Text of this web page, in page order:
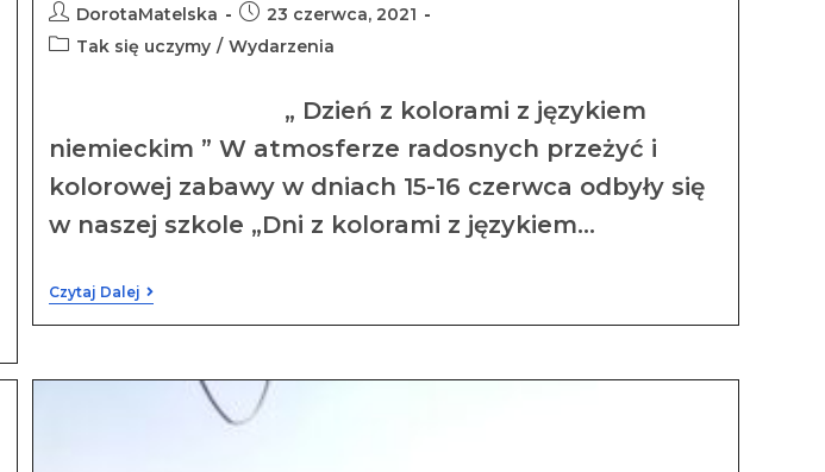
DorotaMatelska
23 czerwca, 2021
Tak się uczymy / Wydarzenia
„ Dzień z kolorami z językiem
niemieckim ” W atmosferze radosnych przeżyć i
kolorowej zabawy w dniach 15-16 czerwca odbyły się
w naszej szkole „Dni z kolorami z językiem…
Czytaj Dalej